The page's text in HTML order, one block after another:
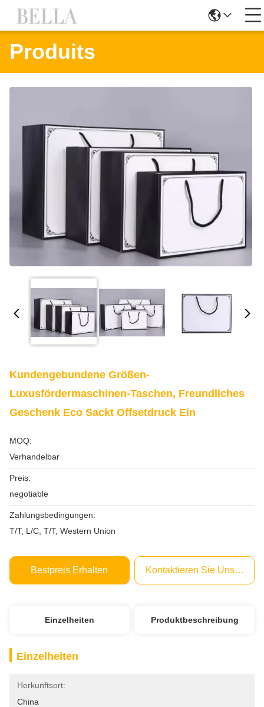
Produits
Kundengebundene Größen-
Luxusfördermaschinen-Taschen, Freundliches
Geschenk Eco Sackt Offsetdruck Ein
MOQ:
Verhandelbar
Preis:
negotiable
Zahlungsbedingungen:
T/T, L/C, T/T, Western Union
Bestpreis Erhalten Kontaktieren Sie Uns Jetzt
Einzelheiten Produktbeschreibung
Einzelheiten
Herkunftsort:
China